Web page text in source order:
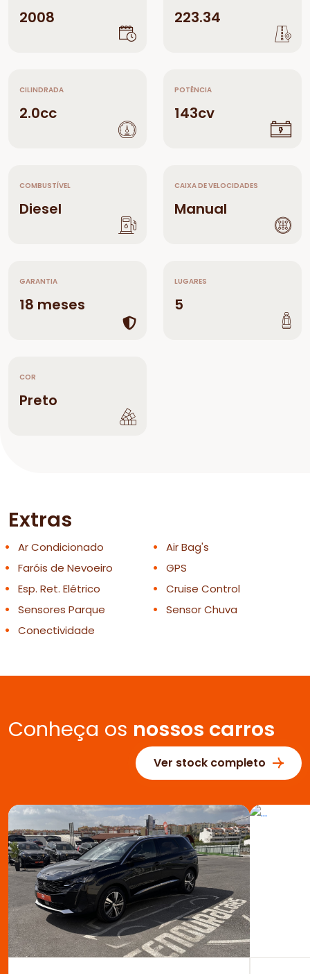
2008 223.34
CILINDRADA
2.0cc
POTÊNCIA
143cv
COMBUSTÍVEL
Diesel
CAIXA DE VELOCIDADES
Manual
GARANTIA
18 meses
LUGARES
5
COR
Preto
Extras
Ar Condicionado
Air Bag's
Faróis de Nevoeiro
GPS
Esp. Ret. Elétrico
Cruise Control
Sensores Parque
Sensor Chuva
Conectividade
Conheça os nossos carros
Ver stock completo